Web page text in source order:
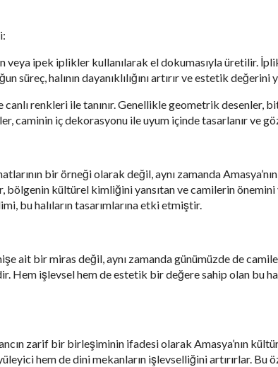
veya ipek iplikler kullanılarak el dokumasıyla üretilir.
süreç, halının dayanıklılığını artırır ve estetik değerini
canlı renkleri ile tanınır. Genellikle geometrik desenler,
caminin iç dekorasyonu ile uyum içinde tasarlanır ve
bir örneği olarak değil, aynı zamanda
bölgenin kültürel kimliğini yansıtan ve camilerin
bu halıların tasarımlarına etki etmiştir.
ait bir miras değil, aynı zamanda günümüzde de
Hem işlevsel hem de estetik bir değere sahip olan bu
zarif bir birleşiminin ifadesi olarak Amasya’nın
hem de dini mekanların işlevselliğini artırırlar. Bu